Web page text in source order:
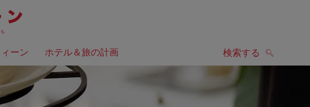
ーン ホテル＆旅の計画 検索する
索結果を地図上に表示します